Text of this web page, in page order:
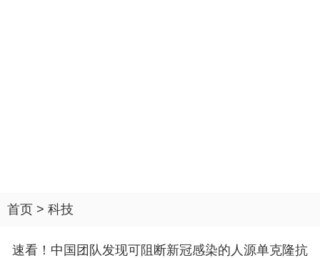
首页 > 科技
速看！中国团队发现可阻断新冠感染的人源单克隆抗